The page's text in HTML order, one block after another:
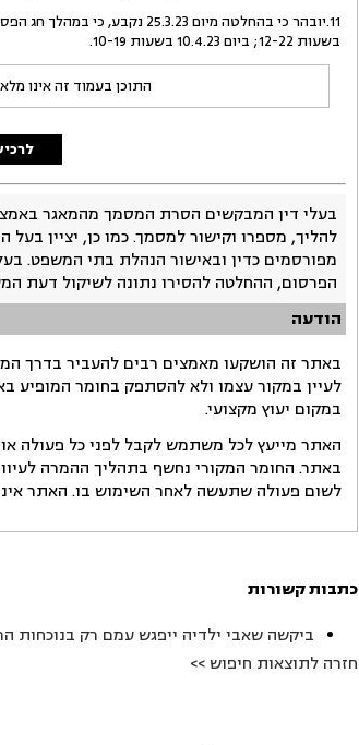
בשעות 12-22; ביום 10.4.23 בשעות 10-19.
התוכן בעמוד זה אינו
בעלי דין המבקשים הסרת המסמך מהמאגר
להליך, מספרו וקישור למסמך. כמו כן, יציין
מפורסמים כדין ובאישור הנהלת בתי המשפט.
הפרסום, ההחלטה להסירו נתונה לשיקול דעת
הודעה
באתר זה הושקעו מאמצים רבים להעביר בדרך
לעיין במקור עצמו ולא להסתפק בחומר המופיע
במקום יעוץ מקצועי.
האתר מייעץ לכל משתמש לקבל לפני כל פעולה
באתר. החומר המקורי נחשף בתהליך ההמרה
לשום פעולה שתעשה לאחר השימוש בו. האתר
כתבות קשורות
ביקשה שאבי ילדיה ייפגש עמם רק בנוכחות
חזרה לתוצאות חיפוש >>